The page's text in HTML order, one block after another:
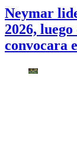
Neymar
2026,
convocara